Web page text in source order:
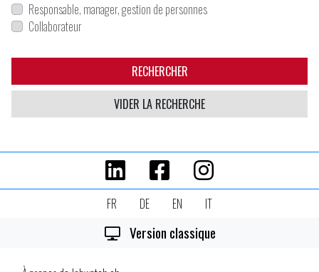
Responsable, manager, gestion de personnes
Collaborateur
RECHERCHER
VIDER LA RECHERCHE
FR DE EN IT
Version classique